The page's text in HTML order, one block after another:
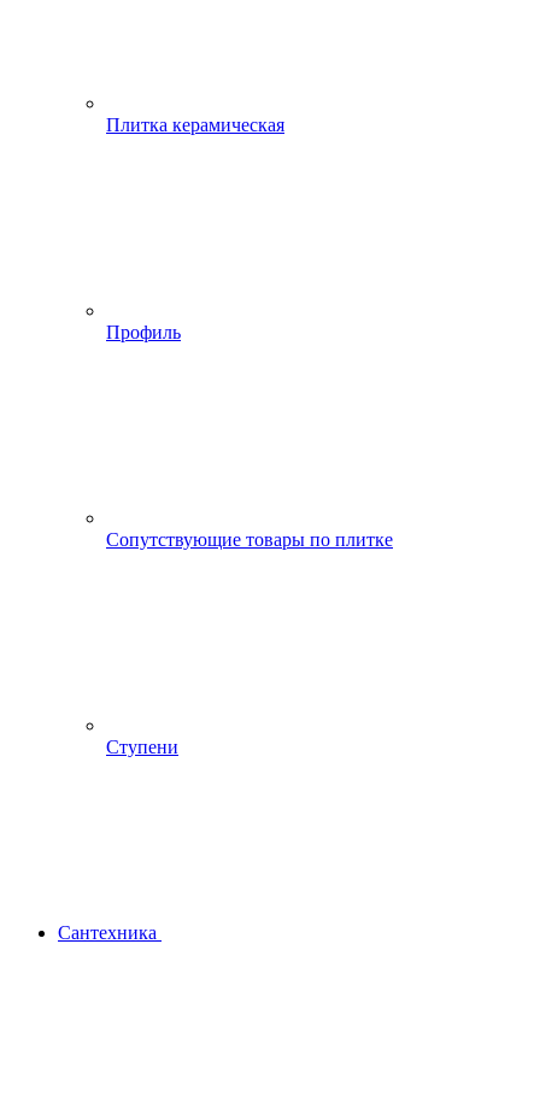
Плитка керамическая
Профиль
Сопутствующие товары по плитке
Ступени
Сантехника